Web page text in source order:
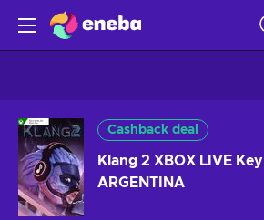
Cashback deal
Klang 2 XBOX LIVE Key
ARGENTINA